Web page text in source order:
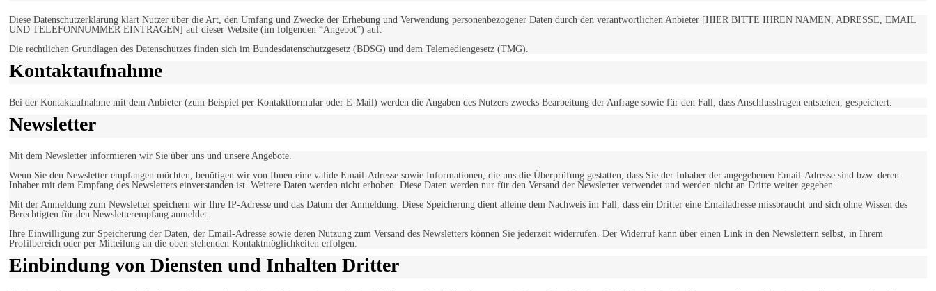
Diese Datenschutzerklärung klärt Nutzer über die Art, den Umfang und Zwecke der Erhebung und Verwendung personenbezogener Daten durch den verantwortlichen Anbieter [HIER BITTE IHREN NAMEN, ADRESSE, EMAIL
UND TELEFONNUMMER EINTRAGEN] auf dieser Website (im folgenden “Angebot”) auf.
Die rechtlichen Grundlagen des Datenschutzes finden sich im Bundesdatenschutzgesetz (BDSG) und dem Telemediengesetz (TMG).
Kontaktaufnahme
Bei der Kontaktaufnahme mit dem Anbieter (zum Beispiel per Kontaktformular oder E-Mail) werden die Angaben des Nutzers zwecks Bearbeitung der Anfrage sowie für den Fall, dass Anschlussfragen entstehen, gespeichert.
Newsletter
Mit dem Newsletter informieren wir Sie über uns und unsere Angebote.
Wenn Sie den Newsletter empfangen möchten, benötigen wir von Ihnen eine valide Email-Adresse sowie Informationen, die uns die Überprüfung gestatten, dass Sie der Inhaber der angegebenen Email-Adresse sind bzw. deren
Inhaber mit dem Empfang des Newsletters einverstanden ist. Weitere Daten werden nicht erhoben. Diese Daten werden nur für den Versand der Newsletter verwendet und werden nicht an Dritte weiter gegeben.
Mit der Anmeldung zum Newsletter speichern wir Ihre IP-Adresse und das Datum der Anmeldung. Diese Speicherung dient alleine dem Nachweis im Fall, dass ein Dritter eine Emailadresse missbraucht und sich ohne Wissen des
Berechtigten für den Newsletterempfang anmeldet.
Ihre Einwilligung zur Speicherung der Daten, der Email-Adresse sowie deren Nutzung zum Versand des Newsletters können Sie jederzeit widerrufen. Der Widerruf kann über einen Link in den Newslettern selbst, in Ihrem
Profilbereich oder per Mitteilung an die oben stehenden Kontaktmöglichkeiten erfolgen.
Einbindung von Diensten und Inhalten Dritter